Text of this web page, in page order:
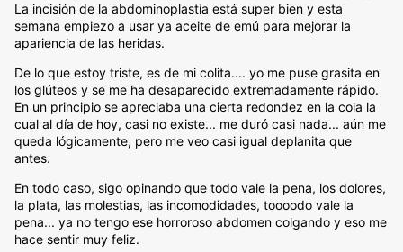
La incisión de la abdominoplastía está super bien y esta
semana empiezo a usar ya aceite de emú para mejorar la
apariencia de las heridas.
De lo que estoy triste, es de mi colita.... yo me puse grasita en
los glúteos y se me ha desaparecido extremadamente rápido.
En un principio se apreciaba una cierta redondez en la cola la
cual al día de hoy, casi no existe... me duró casi nada... aún me
queda lógicamente, pero me veo casi igual deplanita que
antes.
En todo caso, sigo opinando que todo vale la pena, los dolores,
la plata, las molestias, las incomodidades, toooodo vale la
pena... ya no tengo ese horroroso abdomen colgando y eso me
hace sentir muy feliz.